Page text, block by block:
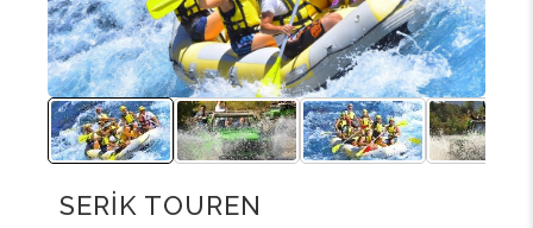
SERİK TOUREN